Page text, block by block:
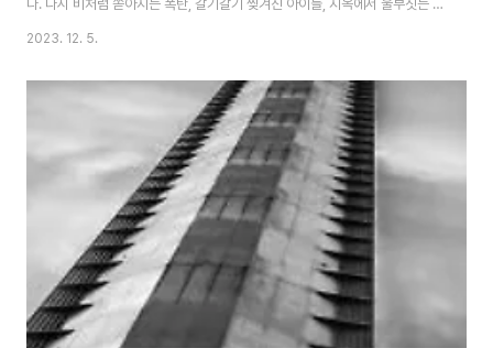
다. 다시 비처럼 쏟아지는 폭탄, 갈기갈기 찢겨진 아이들, 지옥에서 울부짓는 사
람들‘의 영상과 사진이 올라오고 있다. 지금 이스라엘은 '하마스와 전투를 다시
일주일의 임시 휴전 동안 이스라엘군은 서안지구에서 8세와 15세 청소년을 포
함해 14명의 팔레스타인인을 살해하고 마을과 집을 파괴했고 수백 명을 잡아
갔다. '하마스가 약속을 어겨서 휴전이 끝났다'는 것은 새빨간 거짓말이다. 이스
라엘은 휴전을 끝내려고 온갖 방법을 동원했다. 지금 가자지구에서 아이들은
백기를 들고 걸어다니..
2023. 12. 5.